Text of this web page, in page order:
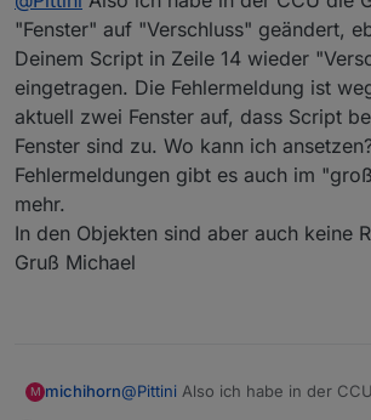
Aufzählungen. Öffne mal
scroll bis zum Punkt "Verschluss"
Du für das Skript verwendest
mach nen Screen den ich im ersten
hatte.
"Fenster" auf "Verschluss" geändert,
Deinem Script in Zeile 14 wieder
eingetragen. Die Fehlermeldung ist
aktuell zwei Fenster auf, dass Script
Fenster sind zu. Wo kann ich
Fehlermeldungen gibt es auch im
mehr.
In den Objekten sind aber auch keine
Gruß Michael
M michihorn@Pittini Also ich habe in der